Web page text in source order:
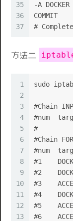
35
36
37
-A
COMMIT
#
方法二
1
2
3
4
5
6
7
8
9
10
11
12
13
sudo
#Chain
#num
#
#Chain
#num
#1
#2
#3
#4
#5
#6